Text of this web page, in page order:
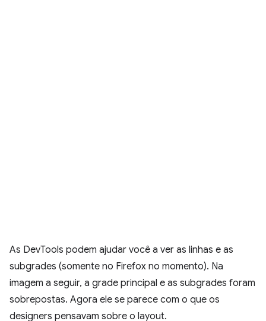
As DevTools podem ajudar você a ver as linhas e as
subgrades (somente no Firefox no momento). Na
imagem a seguir, a grade principal e as subgrades foram
sobrepostas. Agora ele se parece com o que os
designers pensavam sobre o layout.